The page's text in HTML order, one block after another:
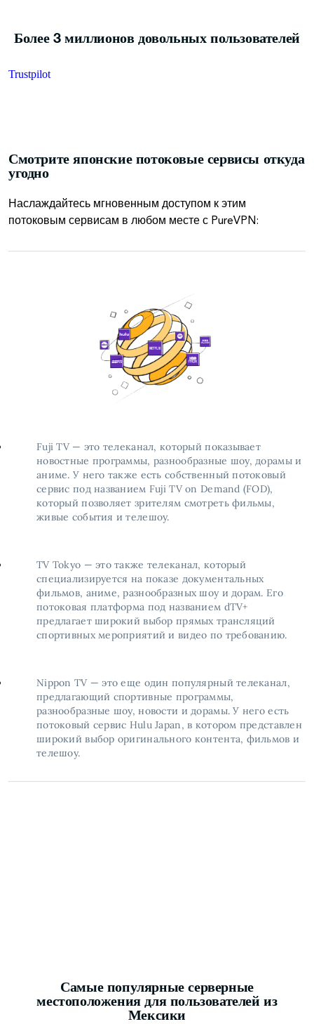
Более 3 миллионов довольных пользователей
Trustpilot
Смотрите японские потоковые сервисы откуда
угодно
Наслаждайтесь мгновенным доступом к этим
потоковым сервисам в любом месте с PureVPN:
Fuji TV — это телеканал, который показывает
новостные программы, разнообразные шоу, дорамы и
аниме. У него также есть собственный потоковый
сервис под названием Fuji TV on Demand (FOD),
который позволяет зрителям смотреть фильмы,
живые события и телешоу.
TV Tokyo — это также телеканал, который
специализируется на показе документальных
фильмов, аниме, разнообразных шоу и дорам. Его
потоковая платформа под названием dTV+
предлагает широкий выбор прямых трансляций
спортивных мероприятий и видео по требованию.
Nippon TV — это еще один популярный телеканал,
предлагающий спортивные программы,
разнообразные шоу, новости и дорамы. У него есть
потоковый сервис Hulu Japan, в котором представлен
широкий выбор оригинального контента, фильмов и
телешоу.
Самые популярные серверные
местоположения для пользователей из
Мексики